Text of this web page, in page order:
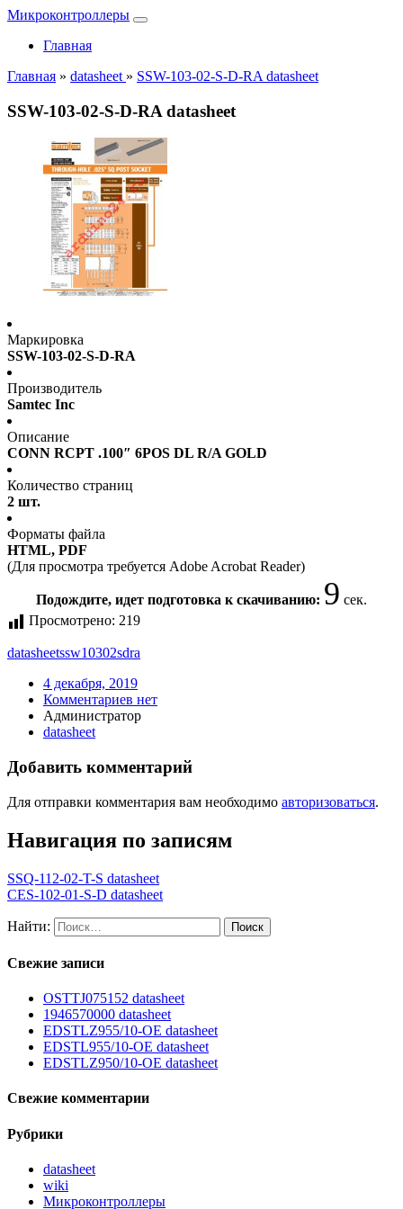
Микроконтроллеры
Главная
Главная » datasheet » SSW-103-02-S-D-RA datasheet
SSW-103-02-S-D-RA datasheet
Маркировка
SSW-103-02-S-D-RA
Производитель
Samtec Inc
Описание
CONN RCPT .100″ 6POS DL R/A GOLD
Количество страниц
2 шт.
Форматы файла
HTML, PDF
(Для просмотра требуется Adobe Acrobat Reader)
Подождите, идет подготовка к скачиванию: 9 сек.
Просмотрено: 219
datasheetssw10302sdra
4 декабря, 2019
Комментариев нет
Администратор
datasheet
Добавить комментарий
Для отправки комментария вам необходимо авторизоваться.
Навигация по записям
SSQ-112-02-T-S datasheet
CES-102-01-S-D datasheet
Найти:
Свежие записи
OSTTJ075152 datasheet
1946570000 datasheet
EDSTLZ955/10-OE datasheet
EDSTL955/10-OE datasheet
EDSTLZ950/10-OE datasheet
Свежие комментарии
Рубрики
datasheet
wiki
Микроконтроллеры